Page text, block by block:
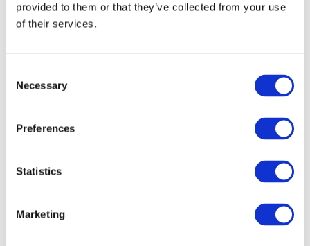
provided to them or that they’ve collected from your use
of their services.
Selection
Necessary
Preferences
Statistics
Marketing